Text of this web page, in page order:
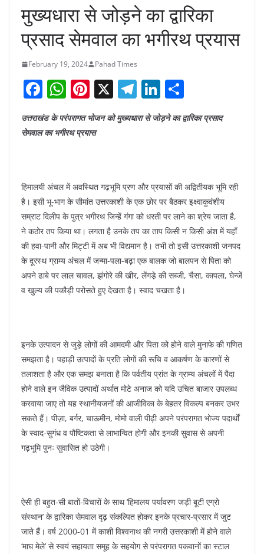
मुख्यधारा से जोड़ने का द्वारिका
प्रसाद सेमवाल का भगीरथ प्रयास
February 19, 2024 Pahad Times
F
a
c
o
o
k
W
h
at
p
p
Pi
nt
er
X T
el
e
m
Li
n
k
n
h
ar
उत्तराखंड के परंपरागत भोजन को मुख्यधारा से जोड़ने का द्वारिका प्रसाद
सेमवाल का भगीरथ प्रयास
हिमालयी अंचल में अवस्थित गढ़भूमि प्रण और प्रयासों की अद्वितीयक भूमि रही
है। इसी भू-भाग के सीमांत उत्तरकाशी के एक छोर पर बैठकर इक्ष्वाकुवंशीय
सम्राट दिलीप के पुत्र भगीरथ जिन्हें गंगा को धरती पर लाने का श्रेय जाता है,
ने कठोर तप किया था। लगता है उनके तप का ताप किसी न किसी अंश में यहाँ
की हवा-पानी और मिट्टी में अब भी विद्यमान है। तभी तो इसी उत्तरकाशी जनपद
के दूरस्थ ग्राम्य अंचल में जन्मा-पला-बढ़ा एक बालक जो बालपन से पिता को
अपने ढाबे पर लाल चावल, झंगोरे की खीर, लेंगडे़ की सब्जी, चैसा, कापला, घेन्जें
व खुल्य की पकौड़ी परोसते हुए देखता है। स्वाद चखता है।
इनके उत्पादन से जुड़े लोगों की आमदमी और पिता को होने वाले मुनाफे की गणित
समझता है। पहाड़ी उत्पादों के प्रति लोगों की रूचि व आकर्षण के कारणों से
तलाशता है और एक समझ बनाता है कि पर्वतीय प्रांत के ग्राम्य अंचलों में पैदा
होने वाले इन जैविक उत्पादों अर्थात मोटे अनाज को यदि उचित बाजार उपलब्ध
करवाया जाए तो यह स्थानीयजनों की आजीविका के बेहतर विकल्प बनकर उभर
सकते हैं। पीज़ा, बर्गर, चाऊमीन, मोमो वाली पीढ़ी अपने परंपरागत भोज्य पदार्थों
के स्वाद-सुगंध व पौष्टिकता से लाभान्वित होगी और इनकी सुवास से अपनी
गढ़भूमि पुनः सुवासित हो उठेगी।
ऐसी ही बहुत-सी बातों-विचारों के साथ ‘हिमालय पर्यावरण जड़ी बूटी एग्रो
संस्थान’ के द्वारिका सेमवाल दृढ़ संकल्पित होकर इनके प्रचार-प्रसार में जुट
जाते हैं। वर्ष 2000-01 में काशी विश्वनाथ की नगरी उत्तरकाशी में होने वाले
‘माघ मेले’ से स्वयं सहायता समूह के सहयोग से परंपरागत पकवानों का स्टाल